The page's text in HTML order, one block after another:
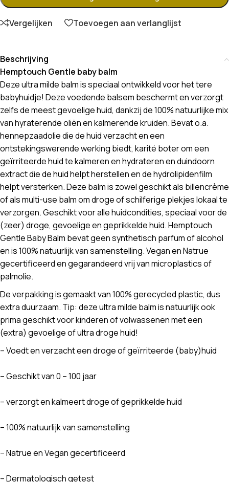
Vergelijken Toevoegen aan verlanglijst
Beschrijving
Hemptouch Gentle baby balm
Deze ultra milde balm is speciaal ontwikkeld voor het tere
babyhuidje! Deze voedende balsem beschermt en verzorgt
zelfs de meest gevoelige huid, dankzij de 100% natuurlijke mix
van hyraterende oliën en kalmerende kruiden. Bevat o.a.
hennepzaadolie die de huid verzacht en een
ontstekingswerende werking biedt, karité boter om een
geïrriteerde huid te kalmeren en hydrateren en duindoorn
extract die de huid helpt herstellen en de hydrolipidenfilm
helpt versterken. Deze balm is zowel geschikt als billencrème
of als multi-use balm om droge of schilferige plekjes lokaal te
verzorgen. Geschikt voor alle huidcondities, speciaal voor de
(zeer) droge, gevoelige en geprikkelde huid. Hemptouch
Gentle Baby Balm bevat geen synthetisch parfum of alcohol
en is 100% natuurlijk van samenstelling. Vegan en Natrue
gecertificeerd en gegarandeerd vrij van microplastics of
palmolie.
De verpakking is gemaakt van 100% gerecycled plastic, dus
extra duurzaam. Tip: deze ultra milde balm is natuurlijk ook
prima geschikt voor kinderen of volwassenen met een
(extra) gevoelige of ultra droge huid!
– Voedt en verzacht een droge of geïrriteerde (baby)huid
– Geschikt van 0 – 100 jaar
– verzorgt en kalmeert droge of geprikkelde huid
– 100% natuurlijk van samenstelling
– Natrue en Vegan gecertificeerd
– Dermatologisch getest